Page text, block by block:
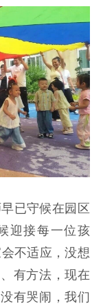
已守候在园区
迎接每一位孩
不适应，没想
有方法，现在
有哭闹，我们